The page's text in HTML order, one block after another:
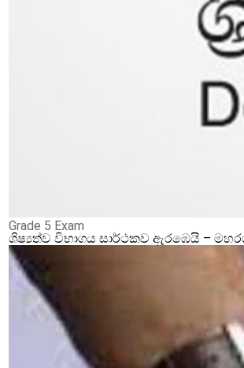
Grade 5 Exam
ශිෂ්‍යත්ව විභාගය සාර්ථකව ඇරඹෙයි –